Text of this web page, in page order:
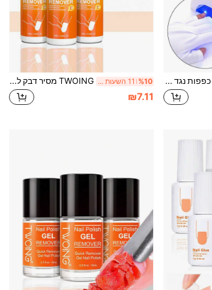
TWOING כפפות נגד UV כפפות הגנה מג'ל למניקור, הגנה על הידיים אמנות ציפורניים כפפה ללא אצבעות גמישה לבית ולחוץ, ציוד לציפורניים, כלי ציפורניים, כלי אמנות ציפורניים, חזרה לבית הספר, ציפורניים, כלי ציפורניים לציפורניים עיתונות %10 11 השעות האחרונות TWOING מסיר דבק לציפורניים נצמדות & קצות ציפורניים מלאכותיות, מסיר דבק מהיר על בסיס שמן עם מכסה להרמה, פורמולת ויטמין E, לאבני חן & עיטורי ציפורניים
₪7.11